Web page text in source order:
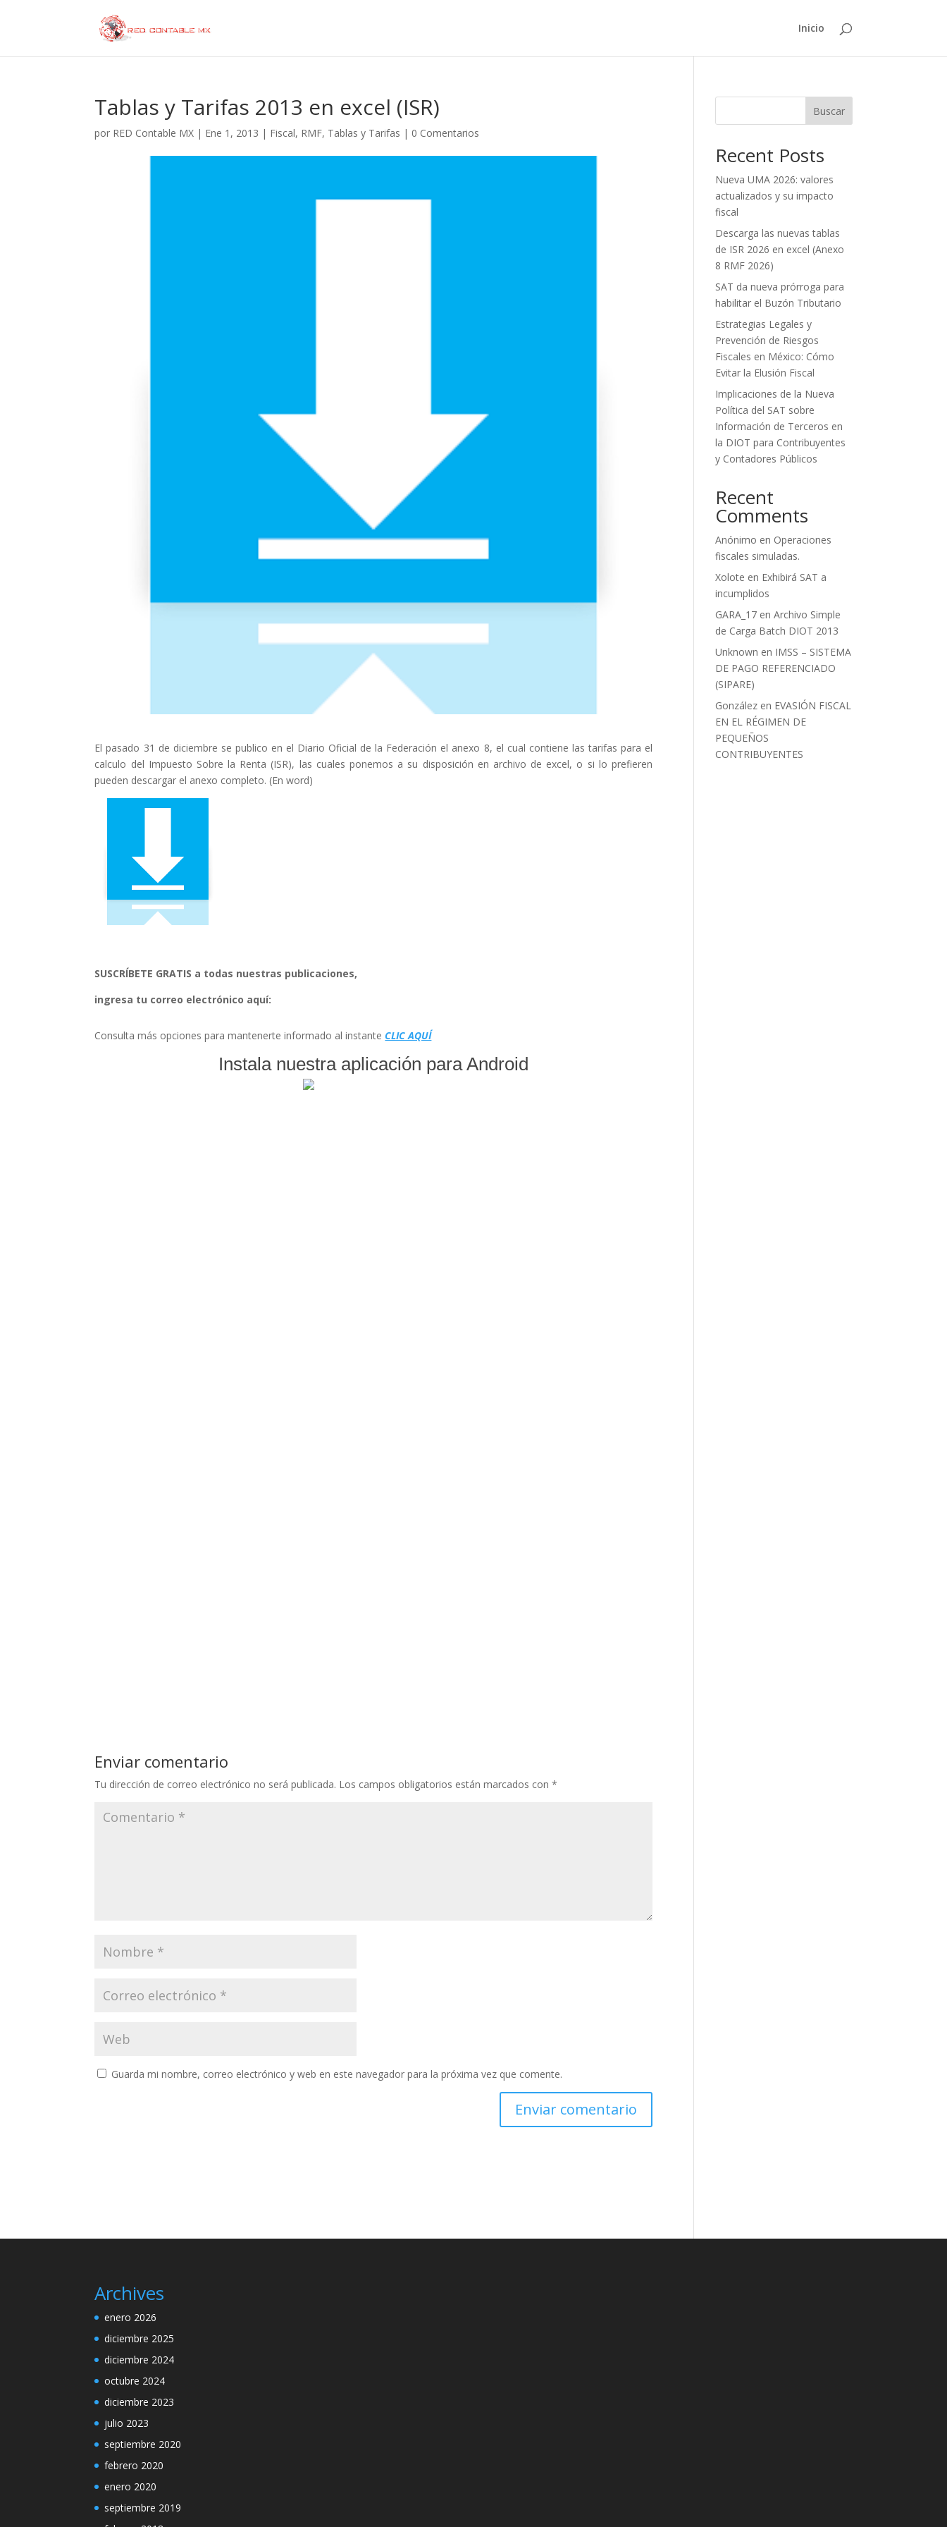
Inicio
Tablas y Tarifas 2013 en excel (ISR)
por RED Contable MX | Ene 1, 2013 | Fiscal, RMF, Tablas y Tarifas | 0 Comentarios
El pasado 31 de diciembre se publico en el Diario Oficial de la Federación el anexo 8, el cual contiene las tarifas para el
calculo del Impuesto Sobre la Renta (ISR), las cuales ponemos a su disposición en archivo de excel, o si lo prefieren
pueden descargar el anexo completo. (En word)
SUSCRÍBETE GRATIS a todas nuestras publicaciones,
ingresa tu correo electrónico aquí:
Consulta más opciones para mantenerte informado al instanteCLIC AQUÍ
Instala nuestra aplicación para Android
Enviar comentario
Tu dirección de correo electrónico no será publicada. Los campos obligatorios están marcados con*
Guarda mi nombre, correo electrónico y web en este navegador para la próxima vez que comente.
Buscar
Recent Posts
Nueva UMA 2026: valores
actualizados y su impacto
fiscal
Descarga las nuevas tablas
de ISR 2026 en excel (Anexo
8 RMF 2026)
SAT da nueva prórroga para
habilitar el Buzón Tributario
Estrategias Legales y
Prevención de Riesgos
Fiscales en México: Cómo
Evitar la Elusión Fiscal
Implicaciones de la Nueva
Política del SAT sobre
Información de Terceros en
la DIOT para Contribuyentes
y Contadores Públicos
Recent
Comments
Anónimo en Operaciones
fiscales simuladas.
Xolote en Exhibirá SAT a
incumplidos
GARA_17 enArchivo Simple
de Carga Batch DIOT 2013
Unknown en IMSS – SISTEMA
DE PAGO REFERENCIADO
(SIPARE)
González en EVASIÓN FISCAL
EN EL RÉGIMEN DE
PEQUEÑOS
CONTRIBUYENTES
Archives
enero 2026
diciembre 2025
diciembre 2024
octubre 2024
diciembre 2023
julio 2023
septiembre 2020
febrero 2020
enero 2020
septiembre 2019